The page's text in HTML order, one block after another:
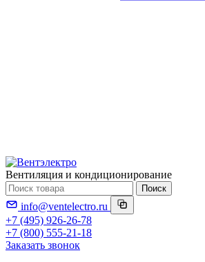
Вентиляция и кондиционирование
Поиск
info@ventelectro.ru
+7 (495) 926-26-78
+7 (800) 555-21-18
Заказать звонок